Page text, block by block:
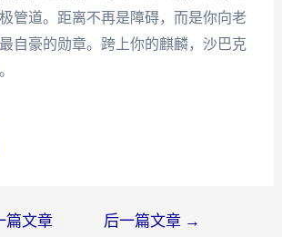
管道。距离不再是障碍，而是你向老
自豪的勋章。跨上你的麒麟，沙巴克
篇文章 后一篇文章 →